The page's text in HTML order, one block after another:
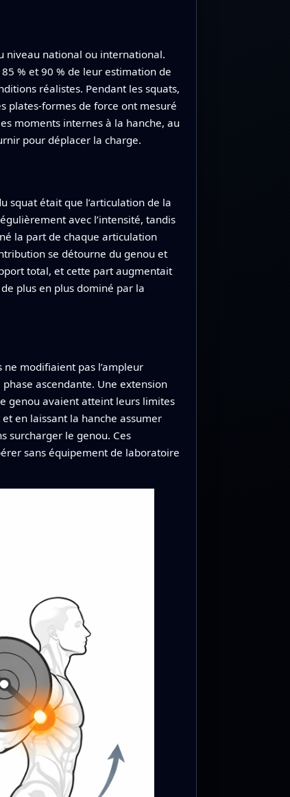
niveau national ou international.
% et 90 % de leur estimation de
réalistes. Pendant les squats,
plates-formes de force ont mesuré
moments internes à la hanche, au
pour déplacer la charge.
squat était que l’articulation de la
avec l’intensité, tandis
la part de chaque articulation
se détourne du genou et
total, et cette part augmentait
plus en plus dominé par la
modifiaient pas l’ampleur
ascendante. Une extension
genou avaient atteint leurs limites
en laissant la hanche assumer
surcharger le genou. Ces
sans équipement de laboratoire